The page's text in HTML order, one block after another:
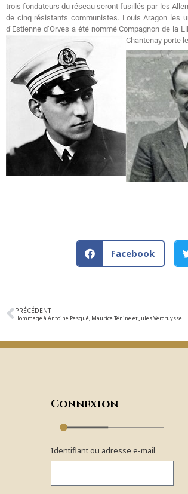
trois fondateurs du réseau seront fusillés par les
de cinq résistants communistes. Louis Aragon les
d’Estienne d’Orves a été nommé Compagnon de la
Chantenay porte
Facebook
PRÉCÉDENT
Hommage à Antoine Pesqué, Maurice Ténine et Jules Vercruysse
Connexion
Identifiant ou adresse e-mail